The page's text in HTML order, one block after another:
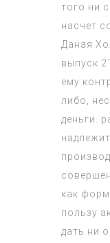
того ни
насчет
Даная
выпуск
ему
либо,
деньги.
как
пользу
дать ни